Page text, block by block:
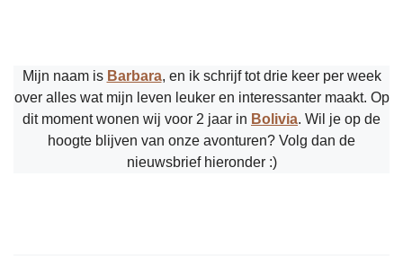
Mijn naam is Barbara, en ik schrijf tot drie keer per week
over alles wat mijn leven leuker en interessanter maakt. Op
dit moment wonen wij voor 2 jaar in Bolivia. Wil je op de
hoogte blijven van onze avonturen? Volg dan de
nieuwsbrief hieronder :)